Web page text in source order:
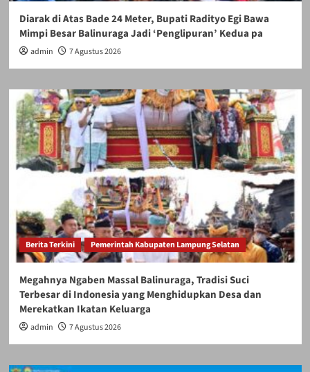
Diarak di Atas Bade 24 Meter, Bupati Radityo Egi Bawa
Mimpi Besar Balinuraga Jadi ‘Penglipuran’ Kedua pa
admin 7 Agustus 2026
Berita Terkini Pemerintah Kabupaten Lampung Selatan
Megahnya Ngaben Massal Balinuraga, Tradisi Suci
Terbesar di Indonesia yang Menghidupkan Desa dan
Merekatkan Ikatan Keluarga
admin 7 Agustus 2026